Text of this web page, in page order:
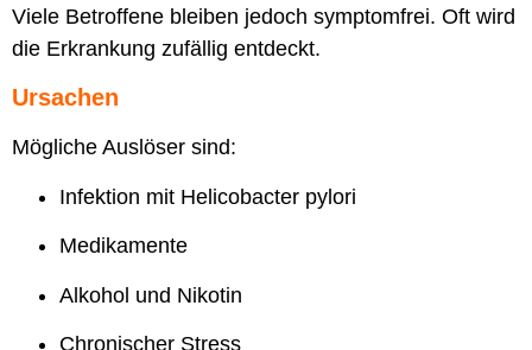
Viele Betroffene bleiben jedoch symptomfrei. Oft wird
die Erkrankung zufällig entdeckt.
Ursachen
Mögliche Auslöser sind:
Infektion mit Helicobacter pylori
Medikamente
Alkohol und Nikotin
Chronischer Stress